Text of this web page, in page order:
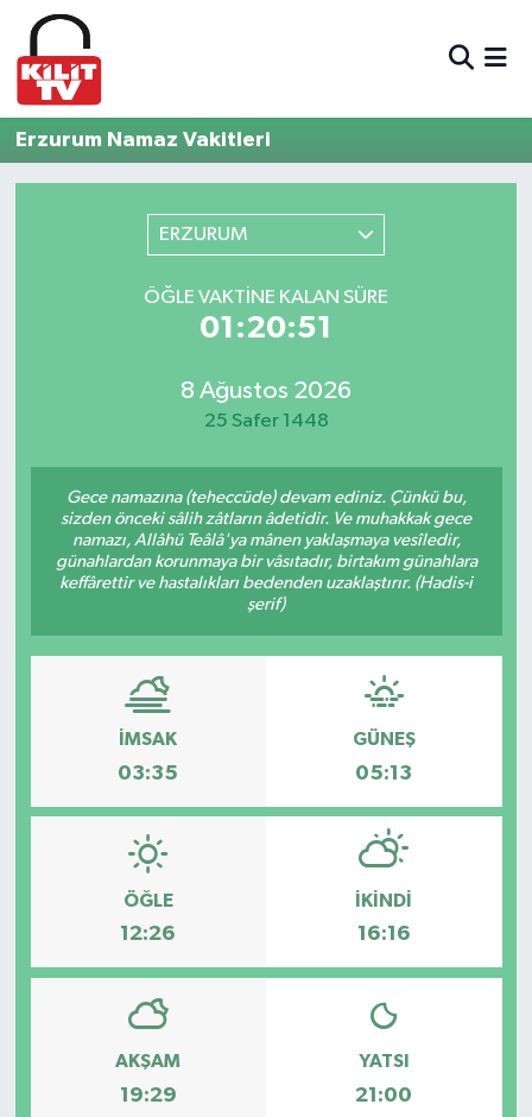
Erzurum Namaz Vakitleri
ERZURUM
ÖĞLE VAKTINE KALAN SÜRE
01:20:51
8 Ağustos 2026
25 Safer 1448
Gece namazına (teheccüde) devam ediniz. Çünkü bu,
sizden önceki sâlih zâtların âdetidir. Ve muhakkak gece
namazı, Allâhü Teâlâ'ya mânen yaklaşmaya vesîledir,
günahlardan korunmaya bir vâsıtadır, birtakım günahlara
keffârettir ve hastalıkları bedenden uzaklaştırır. (Hadis-i
şerif)
İMSAK
03:35
GÜNEŞ
05:13
ÖĞLE
12:26
İKINDI
16:16
AKŞAM
19:29
YATSI
21:00
Hava Durumu
Trafik Durumu
Süper Lig Puan Durumu ve Fikstür
Son Dakika Haberleri